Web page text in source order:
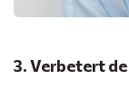
3. Verbetert